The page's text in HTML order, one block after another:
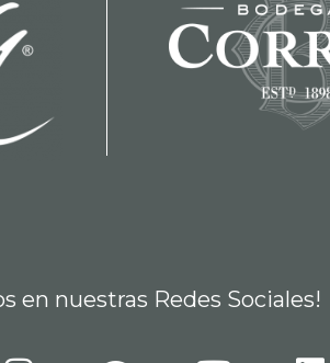
en nuestras Redes Sociales!